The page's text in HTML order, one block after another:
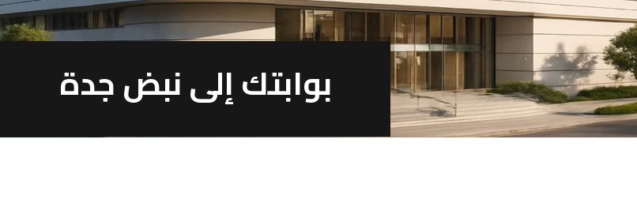
بوابتك إلى نبض جدة